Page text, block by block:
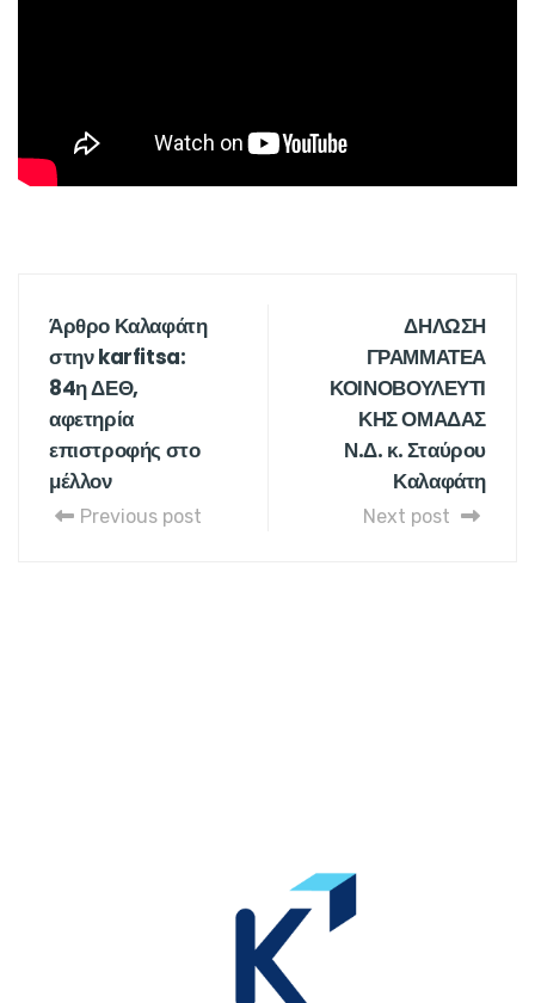
Άρθρο Καλαφάτη
στην karfitsa:
84η ΔΕΘ,
αφετηρία
επιστροφής στο
μέλλον
Previous post
ΔΗΛΩΣΗ
ΓΡΑΜΜΑΤΕΑ
ΚΟΙΝΟΒΟΥΛΕΥΤΙ
ΚΗΣ ΟΜΑΔΑΣ
Ν.Δ. κ. Σταύρου
Καλαφάτη
Next post